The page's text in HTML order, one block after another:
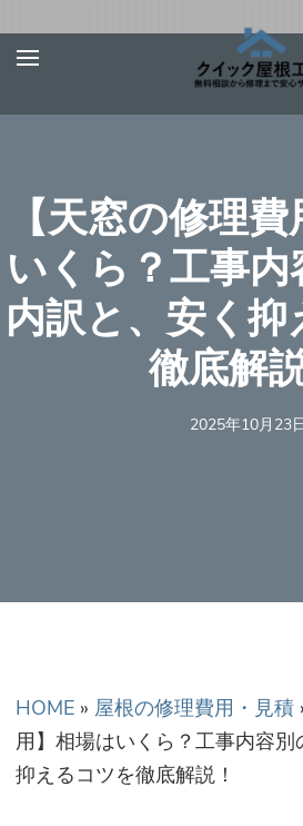
Skip
content
【天窓の修理
いくら？工事
内訳と、安く
徹底解
2025年10月23
HOME » 屋根の修理費用・見積
用】相場はいくら？工事内容別
抑えるコツを徹底解説！